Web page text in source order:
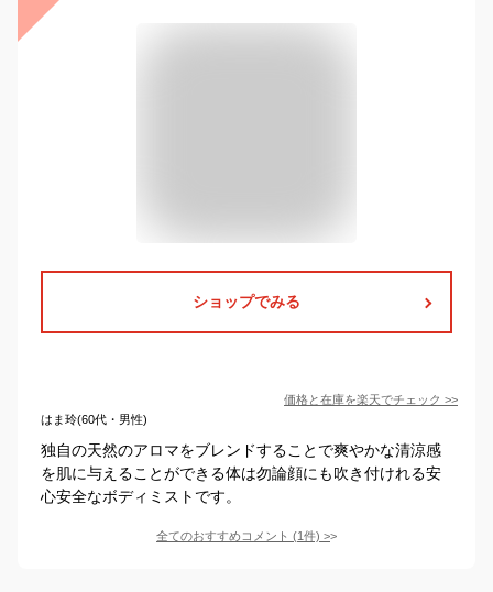
ショップでみる
価格と在庫を楽天でチェック >>
はま玲(60代・男性)
独自の天然のアロマをブレンドすることで爽やかな清涼感
を肌に与えることができる体は勿論顔にも吹き付けれる安
心安全なボディミストです。
全てのおすすめコメント (1件) >